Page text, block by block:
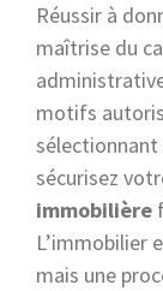
Réussir à
maîtrise du
motifs
sécurisez
immobilière
L’immobilier
mais une